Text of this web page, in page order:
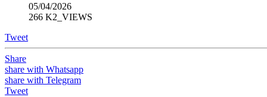
05/04/2026
266 K2_VIEWS
Tweet
Share
share with Whatsapp
share with Telegram
Tweet